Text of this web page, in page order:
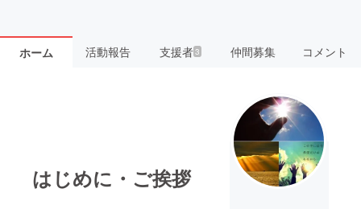
ホーム 活動報告 支援者3 仲間募集 コメント
はじめに・ご挨拶